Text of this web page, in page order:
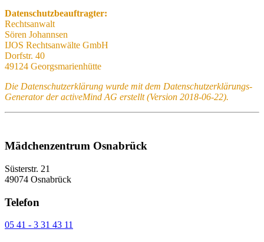
Datenschutzbeauftragter:
Rechtsanwalt
Sören Johannsen
IJOS Rechtsanwälte GmbH
Dorfstr. 40
49124 Georgsmarienhütte
Die Datenschutzerklärung wurde mit dem Datenschutzerklärungs-
Generator der activeMind AG erstellt (Version 2018-06-22).
Mädchenzentrum Osnabrück
Süsterstr. 21
49074 Osnabrück
Telefon
05 41 - 3 31 43 11